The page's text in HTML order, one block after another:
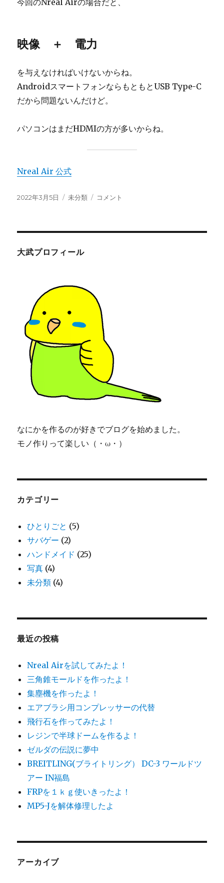
今回のNreal Airの場合だと、
映像 ＋ 電力
を与えなければいけないからね。
AndroidスマートフォンならもともとUSB Type-C
だから問題ないんだけど。
パソコンはまだHDMIの方が多いからね。
Nreal Air 公式
投
2022年3月5日
カ
未分類
Nreal
コメント
大武プロフィール
なにかを作るのが好きでブログを始めました。
モノ作りって楽しい（・ω・）
カテゴリー
ひとりごと (5)
サバゲー (2)
ハンドメイド (25)
写真 (4)
未分類 (4)
最近の投稿
Nreal Airを試してみたよ！
三角錐モールドを作ったよ！
集塵機を作ったよ！
エアブラシ用コンプレッサーの代替
飛行石を作ってみたよ！
レジンで半球ドームを作るよ！
ゼルダの伝説に夢中
BREITLING(ブライトリング） DC-3 ワールドツ
アー IN福島
FRPを１ｋｇ使いきったよ！
MP5-Jを解体修理したよ
アーカイブ